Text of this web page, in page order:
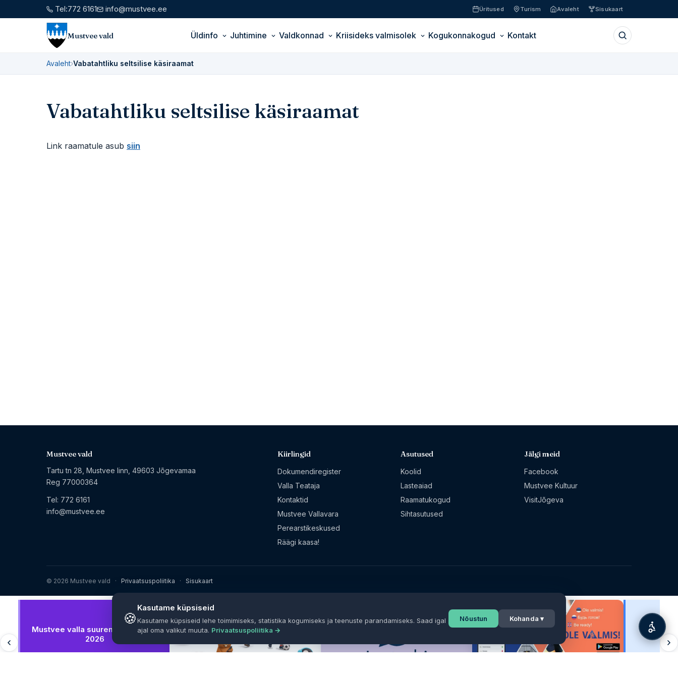
Tel:772 6161 info@mustvee.ee Üritused Turism Avaleht Sisukaart
Mustvee vald Üldinfo Juhtimine Valdkonnad Kriisideks valmisolek Kogukonnakogud Kontakt
Avaleht›Vabatahtliku seltsilise käsiraamat
Vabatahtliku seltsilise käsiraamat
Link raamatule asub siin
Mustvee vald
Tartu tn 28, Mustvee linn, 49603 Jõgevamaa
Reg 77000364
Tel: 772 6161
info@mustvee.ee
Kiirlingid
Dokumendiregister
Valla Teataja
Kontaktid
Mustvee Vallavara
Perearstikeskused
Räägi kaasa!
Asutused
Koolid
Lasteaiad
Raamatukogud
Sihtasutused
Jälgi meid
Facebook
Mustvee Kultuur
VisitJõgeva
© 2026 Mustvee vald · Privaatsuspoliitika · Sisukaart
Mustvee valla suuremad üritused
2026
🍪
Kasutame küpsiseid
Kasutame küpsiseid lehe toimimiseks, statistika kogumiseks ja teenuste parandamiseks. Saad igal
ajal oma valikut muuta. Privaatsuspoliitika →
Nõustun Kohanda ▾